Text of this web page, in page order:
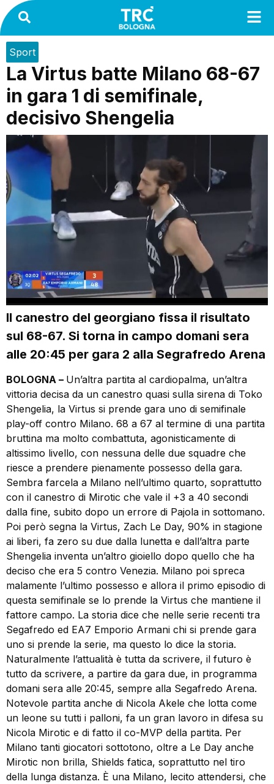
Sport
La Virtus batte Milano 68-67
in gara 1 di semifinale,
decisivo Shengelia
Il canestro del georgiano fissa il risultato
sul 68-67. Si torna in campo domani sera
alle 20:45 per gara 2 alla Segrafredo Arena
BOLOGNA – Un’altra partita al cardiopalma, un’altra
vittoria decisa da un canestro quasi sulla sirena di Toko
Shengelia, la Virtus si prende gara uno di semifinale
play-off contro Milano. 68 a 67 al termine di una partita
bruttina ma molto combattuta, agonisticamente di
altissimo livello, con nessuna delle due squadre che
riesce a prendere pienamente possesso della gara.
Sembra farcela a Milano nell’ultimo quarto, soprattutto
con il canestro di Mirotic che vale il +3 a 40 secondi
dalla fine, subito dopo un errore di Pajola in sottomano.
Poi però segna la Virtus, Zach Le Day, 90% in stagione
ai liberi, fa zero su due dalla lunetta e dall’altra parte
Shengelia inventa un’altro gioiello dopo quello che ha
deciso che era 5 contro Venezia. Milano poi spreca
malamente l’ultimo possesso e allora il primo episodio di
questa semifinale se lo prende la Virtus che mantiene il
fattore campo. La storia dice che nelle serie recenti tra
Segafredo ed EA7 Emporio Armani chi si prende gara
uno si prende la serie, ma questo lo dice la storia.
Naturalmente l’attualità è tutta da scrivere, il futuro è
tutto da scrivere, a partire da gara due, in programma
domani sera alle 20:45, sempre alla Segafredo Arena.
Notevole partita anche di Nicola Akele che lotta come
un leone su tutti i palloni, fa un gran lavoro in difesa su
Nicola Mirotic e di fatto il co-MVP della partita. Per
Milano tanti giocatori sottotono, oltre a Le Day anche
Mirotic non brilla, Shields fatica, soprattutto nel tiro
della lunga distanza. È una Milano, lecito attendersi, che